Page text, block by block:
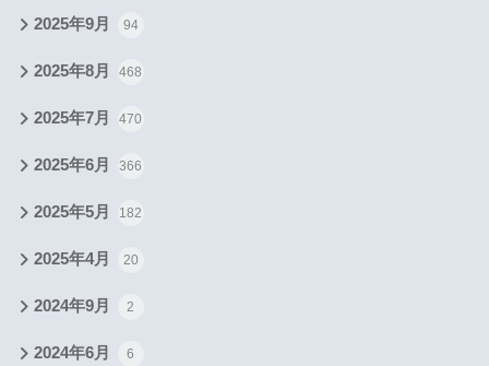
2025年9月 94
2025年8月 468
2025年7月 470
2025年6月 366
2025年5月 182
2025年4月 20
2024年9月 2
2024年6月 6